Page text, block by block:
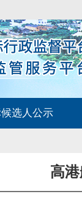
选人公示
高